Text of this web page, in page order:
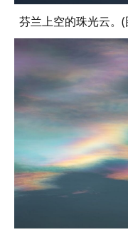
芬兰上空的珠光云。